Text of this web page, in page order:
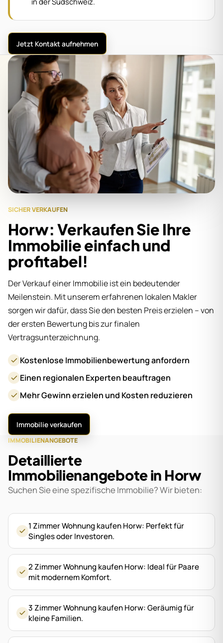
Jetzt Kontakt aufnehmen
SICHER VERKAUFEN
Horw: Verkaufen Sie Ihre
Immobilie einfach und
profitabel!
Der Verkauf einer Immobilie ist ein bedeutender
Meilenstein. Mit unserem erfahrenen lokalen Makler
sorgen wir dafür, dass Sie den besten Preis erzielen – von
der ersten Bewertung bis zur finalen
Vertragsunterzeichnung.
Kostenlose Immobilienbewertung anfordern
Einen regionalen Experten beauftragen
Mehr Gewinn erzielen und Kosten reduzieren
Immobilie verkaufen
IMMOBILIENANGEBOTE
Detaillierte
Immobilienangebote in Horw
Suchen Sie eine spezifische Immobilie? Wir bieten:
1 Zimmer Wohnung kaufen Horw: Perfekt für
Singles oder Investoren.
2 Zimmer Wohnung kaufen Horw: Ideal für Paare
mit modernem Komfort.
3 Zimmer Wohnung kaufen Horw: Geräumig für
kleine Familien.